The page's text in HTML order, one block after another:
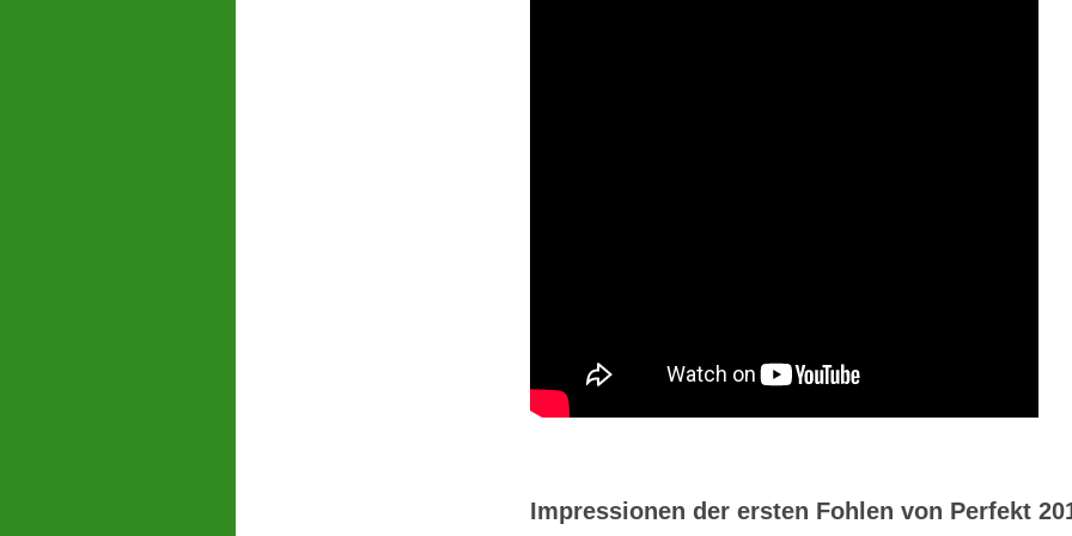
Impressionen der ersten Fohlen von Perfekt